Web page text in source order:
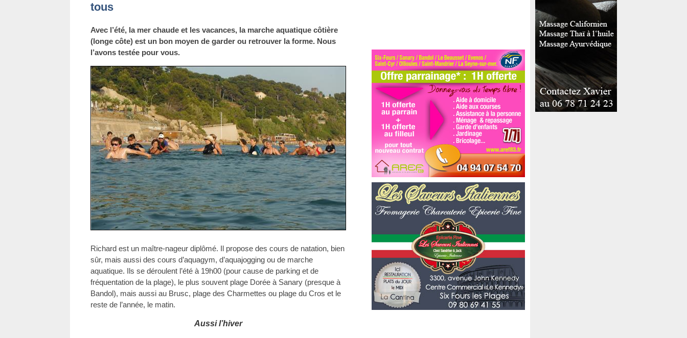
tous
Avec l’été, la mer chaude et les vacances, la marche aquatique côtière
(longe côte) est un bon moyen de garder ou retrouver la forme. Nous
l’avons testée pour vous.
Richard est un maître-nageur diplômé. Il propose des cours de natation, bien
sûr, mais aussi des cours d’aquagym, d’aquajogging ou de marche
aquatique. Ils se déroulent l’été à 19h00 (pour cause de parking et de
fréquentation de la plage), le plus souvent plage Dorée à Sanary (presque à
Bandol), mais aussi au Brusc, plage des Charmettes ou plage du Cros et le
reste de l’année, le matin.
Aussi l’hiver